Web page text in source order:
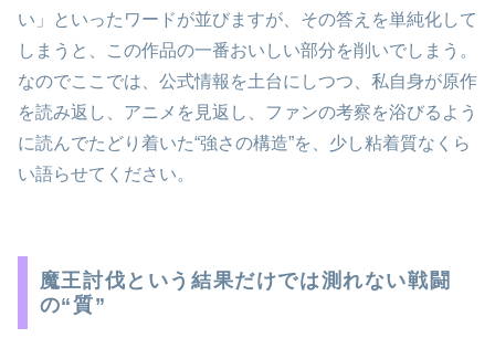
い」といったワードが並びますが、その答えを単純化して
しまうと、この作品の一番おいしい部分を削いでしまう。
なのでここでは、公式情報を土台にしつつ、私自身が原作
を読み返し、アニメを見返し、ファンの考察を浴びるよう
に読んでたどり着いた“強さの構造”を、少し粘着質なくら
い語らせてください。
魔王討伐という結果だけでは測れない戦闘
の“質”